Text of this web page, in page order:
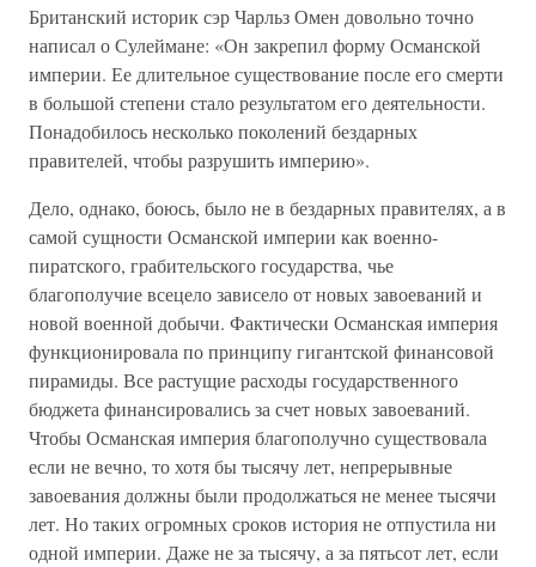
Британский историк сэр Чарльз Омен довольно точно
написал о Сулеймане: «Он закрепил форму Османской
империи. Ее длительное существование после его смерти
в большой степени стало результатом его деятельности.
Понадобилось несколько поколений бездарных
правителей, чтобы разрушить империю».
Дело, однако, боюсь, было не в бездарных правителях, а в
самой сущности Османской империи как военно-
пиратского, грабительского государства, чье
благополучие всецело зависело от новых завоеваний и
новой военной добычи. Фактически Османская империя
функционировала по принципу гигантской финансовой
пирамиды. Все растущие расходы государственного
бюджета финансировались за счет новых завоеваний.
Чтобы Османская империя благополучно существовала
если не вечно, то хотя бы тысячу лет, непрерывные
завоевания должны были продолжаться не менее тысячи
лет. Но таких огромных сроков история не отпустила ни
одной империи. Даже не за тысячу, а за пятьсот лет, если